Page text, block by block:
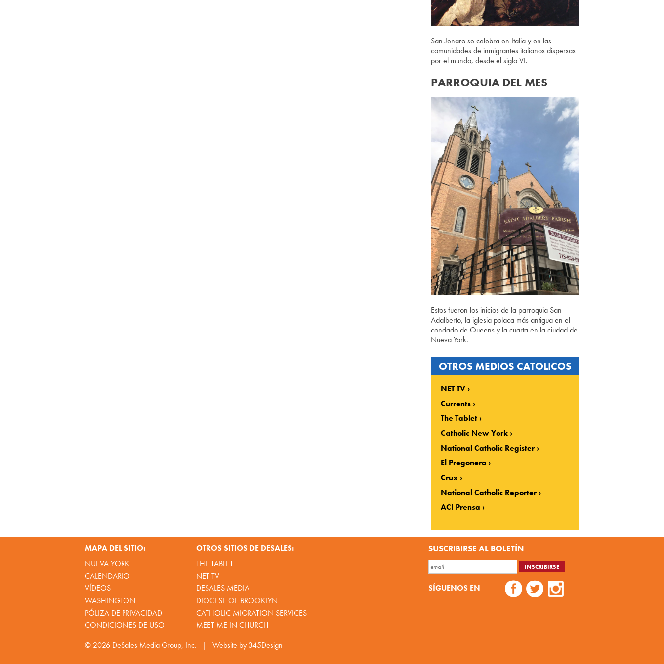
San Jenaro se celebra en Italia y en las
comunidades de inmigrantes italianos dispersas
por el mundo, desde el siglo VI.
PARROQUIA DEL MES
Estos fueron los inicios de la parroquia San
Adalberto, la iglesia polaca más antigua en el
condado de Queens y la cuarta en la ciudad de
Nueva York.
OTROS MEDIOS CATOLICOS
NET TV
Currents
The Tablet
Catholic New York
National Catholic Register
El Pregonero
Crux
National Catholic Reporter
ACI Prensa
MAPA DEL SITIO:
NUEVA YORK
CALENDARIO
VÍDEOS
WASHINGTON
PÓLIZA DE PRIVACIDAD
CONDICIONES DE USO
OTROS SITIOS DE DESALES:
THE TABLET
NET TV
DESALES MEDIA
DIOCESE OF BROOKLYN
CATHOLIC MIGRATION SERVICES
MEET ME IN CHURCH
SUSCRIBIRSE AL BOLETÍN
SÍGUENOS EN
© 2026 DeSales Media Group, Inc. | Website by 345Design